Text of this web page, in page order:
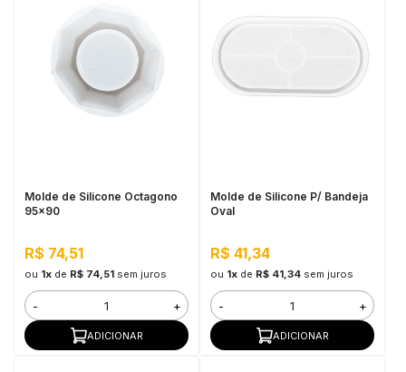
Molde de Silicone Octagono
95x90
R$ 74,51
ou 1xde R$ 74,51 sem juros
- +
ADICIONAR
Molde de Silicone P/ Bandeja
Oval
R$ 41,34
ou 1xde R$ 41,34 sem juros
- +
ADICIONAR